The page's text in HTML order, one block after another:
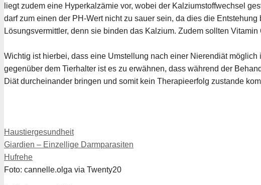
liegt zudem eine Hyperkalzämie vor, wobei der Kalziumstoffwechsel
darf zum einen der PH-Wert nicht zu sauer sein, da dies die
Lösungsvermittler, denn sie binden das Kalzium. Zudem sollten
Wichtig ist hierbei, dass eine Umstellung nach einer Nierendiät
gegenüber dem Tierhalter ist es zu erwähnen, dass während der
Diät durcheinander bringen und somit kein Therapieerfolg zustande
Kategorien
Haustiergesundheit
Giardien – Einzellige Darmparasiten
Hufrehe
Foto: cannelle.olga via Twenty20